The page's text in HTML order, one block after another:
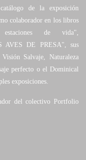
de la exposición
colaborador en los libros
de vida",
AVES DE PRESA", sus
Salvaje, Naturaleza
perfecto o el Dominical
exposiciones.
del colectivo Portfolio